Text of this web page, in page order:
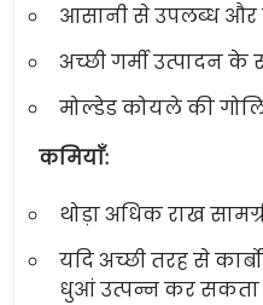
आसानी से उपलब्ध और
अच्छी गर्मी उत्पादन
मोल्डेड कोयले की
कमियाँ:
थोड़ा अधिक राख
यदि अच्छी तरह से
धुआं उत्पन्न कर सकता